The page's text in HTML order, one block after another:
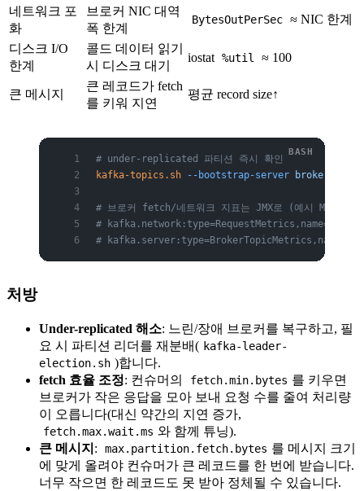
네트워크 포
화
브로커 NIC 대역
폭 한계
BytesOutPerSec ≈ NIC 한계
디스크 I/O
한계
콜드 데이터 읽기
시 디스크 대기
iostat %util ≈ 100
큰 메시지
큰 레코드가 fetch
를 키워 지연
평균 record size↑
# under-replicated 파티션 즉시 확인
kafka-topics.sh --bootstrap-server broker1:9092
# 브로커 fetch/네트워크 지표는 JMX로 (예시 MBean)
#
#
처방
Under-replicated 해소: 느린/장애 브로커를 복구하고, 필
요 시 파티션 리더를 재분배( kafka-leader-
election.sh )합니다.
fetch 효율 조정: 컨슈머의 fetch.min.bytes 를 키우면
브로커가 작은 응답을 모아 보내 요청 수를 줄여 처리량
이 오릅니다(대신 약간의 지연 증가,
fetch.max.wait.ms 와 함께 튜닝).
큰 메시지 : max.partition.fetch.bytes 를 메시지 크기
에 맞게 올려야 컨슈머가 큰 레코드를 한 번에 받습니다.
너무 작으면 한 레코드도 못 받아 정체될 수 있습니다.